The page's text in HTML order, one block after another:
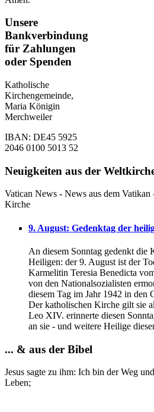
Unsere
Bankverbindung
für Zahlungen
oder Spenden
Katholische
Kirchengemeinde,
Maria Königin
Merchweiler
IBAN: DE45 5925
2046 0100 5013 52
Neuigkeiten aus der
Vatican News - News aus dem Vatikan
Kirche
9. August: Gedenktag der
An diesem Sonntag gedenkt die
Heiligen: der 9. August ist der
Karmelitin Teresia Benedicta
von den Nationalsozialisten
diesem Tag im Jahr 1942 in den
Der katholischen Kirche gilt sie
Leo XIV. erinnerte diesen
an sie - und weitere Heilige
... & aus der Bibel
Jesus sagte zu ihm: Ich bin der Weg
Leben;